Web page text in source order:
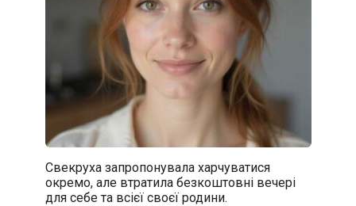
Свекруха запропонувала харчуватися
окремо, але втратила безкоштовні вечері
для себе та всієї своєї родини.